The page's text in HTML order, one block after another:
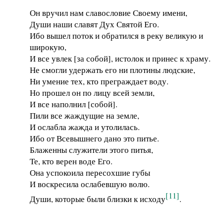
Он вручил нам славословие Своему имени,
Души наши славят Дух Святой Его.
Ибо вышел поток и обратился в реку великую и
широкую,
И все увлек [за собой], истолок и принес к храму.
Не смогли удержать его ни плотины людские,
Ни умение тех, кто преграждает воду.
Но прошел он по лицу всей земли,
И все наполнил [собой].
Пили все жаждущие на земле,
И ослабла жажда и утолилась.
Ибо от Всевышнего дано это питье.
Блаженны служители этого питья,
Те, кто верен воде Его.
Она успокоила пересохшие губы
И воскресила ослабевшую волю.
Души, которые были близки к исходу[11].